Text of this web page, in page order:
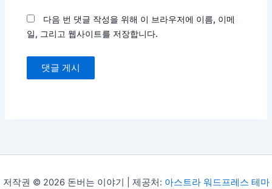
다음 번 댓글 작성을 위해 이 브라우저에 이름, 이메
일, 그리고 웹사이트를 저장합니다.
저작권 © 2026 돈버는 이야기 | 제공처: 아스트라 워드프레스 테마